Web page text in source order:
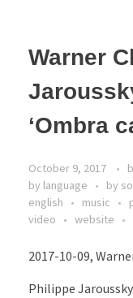
Warner
‘Ombra
October 9, 2017
by language
by
english
music
video
website
2017-10-09,
Philippe Jaroussky